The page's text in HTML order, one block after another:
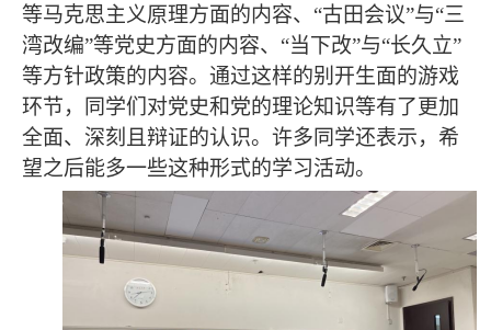
等马克思主义原理方面的内容、“古田会议”与“三
湾改编”等党史方面的内容、“当下改”与“长久立”
等方针政策的内容。通过这样的别开生面的游戏
环节，同学们对党史和党的理论知识等有了更加
全面、深刻且辩证的认识。许多同学还表示，希
望之后能多一些这种形式的学习活动。